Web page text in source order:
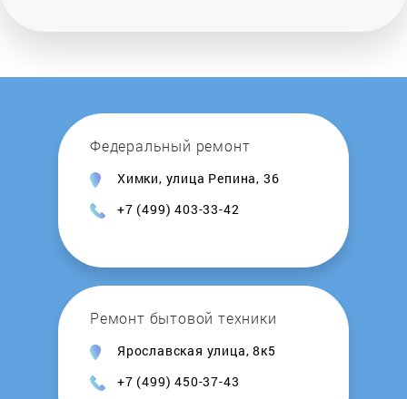
Reflex
Regent
Roda
Royal Clima
Федеральный ремонт
Химки, улица Репина, 36
+7 (499) 403-33-42
Ремонт бытовой техники
Ярославская улица, 8к5
+7 (499) 450-37-43